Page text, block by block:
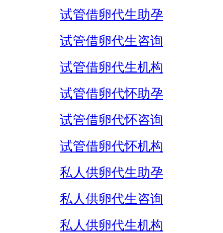
试管借卵代生助孕
试管借卵代生咨询
试管借卵代生机构
试管借卵代怀助孕
试管借卵代怀咨询
试管借卵代怀机构
私人供卵代生助孕
私人供卵代生咨询
私人供卵代生机构